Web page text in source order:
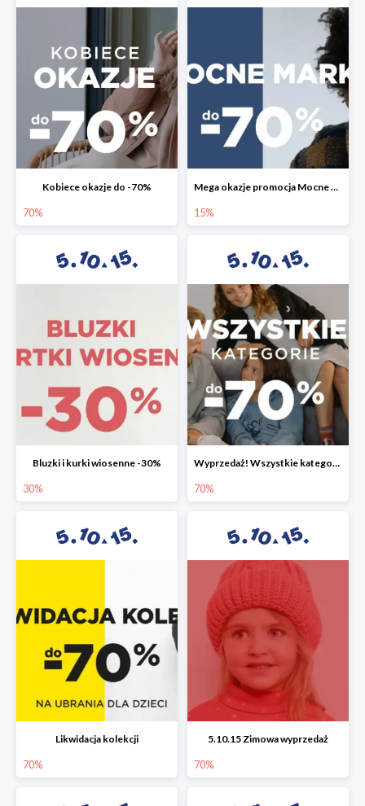
Kobiece okazje do -70%
70%
Mega okazje promocja Mocne marki do -70%
15%
Bluzki i kurki wiosenne -30%
30%
Wyprzedaż! Wszystkie kategorie do -70%
70%
Likwidacja kolekcji
70%
5.10.15 Zimowa wyprzedaż
70%